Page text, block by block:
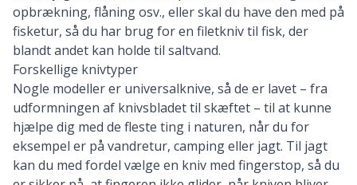
opbrækning, flåning osv., eller skal du have den med på
fisketur, så du har brug for en filetkniv til fisk, der
blandt andet kan holde til saltvand.
Forskellige knivtyper
Nogle modeller er universalknive, så de er lavet – fra
udformningen af knivsbladet til skæftet – til at kunne
hjælpe dig med de fleste ting i naturen, når du for
eksempel er på vandretur, camping eller jagt. Til jagt
kan du med fordel vælge en kniv med fingerstop, så du